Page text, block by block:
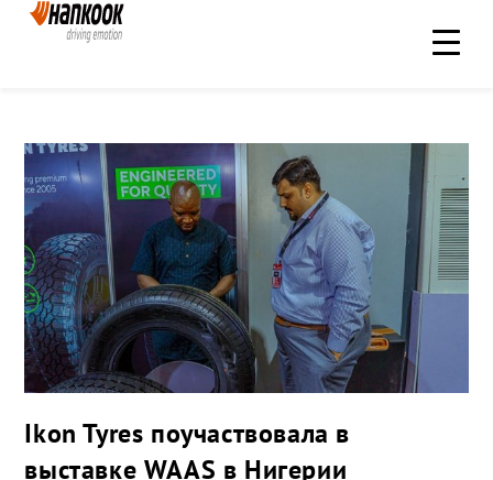
Ikon Tyres поучаствовала в
выставке WAAS в Нигерии